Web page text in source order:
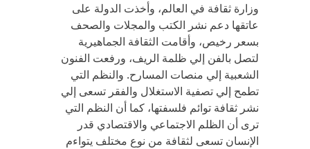
وزارة ثقافة في العالم، وأخذت الدولة على
عاتقها دعم نشر الكتب والمجلات والصحف
بسعر رخيص، وأقامت الثقافة الجماهيرية
لتصل بالفن إلي ظلمة الريف، ورفعت الفنون
الشعبية إلي منصات المسارح. والنظم التي
تطمح إلي تصفية الاستغلال والفقر تسعى إلي
نشر ثقافة توائم فلسفتها، كما أن النظم التي
ترى أن الظلم الاجتماعي والاقتصادي قدر
الإنسان تسعى لثقافة من نوع مختلف يتواءم